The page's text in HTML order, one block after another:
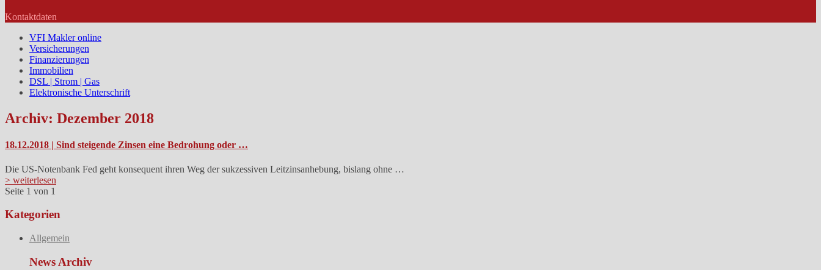
Kontaktdaten
VFI Makler online
Versicherungen
Finanzierungen
Immobilien
DSL | Strom | Gas
Elektronische Unterschrift
Archiv: Dezember 2018
18.12.2018 | Sind steigende Zinsen eine Bedrohung oder …
Die US-Notenbank Fed geht konsequent ihren Weg der sukzessiven Leitzinsanhebung, bislang ohne …
> weiterlesen
Seite 1 von 1
Kategorien
Allgemein
News Archiv